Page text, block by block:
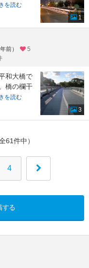
を読む
1
前）
5
和大橋で
橋の欄干
を読む
3
61件中）
4
する